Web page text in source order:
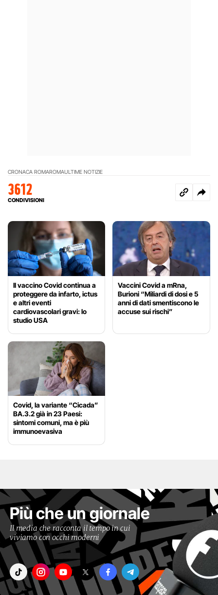
CRONACA ROMAROMAULTIME NOTIZIE
3612
CONDIVISIONI
Il vaccino Covid continua a
proteggere da infarto, ictus
e altri eventi
cardiovascolari gravi: lo
studio USA
Vaccini Covid a mRna,
Burioni “Miliardi di dosi e 5
anni di dati smentiscono le
accuse sui rischi”
Covid, la variante “Cicada”
BA.3.2 già in 23 Paesi:
sintomi comuni, ma è più
immunoevasiva
Più che un giornale
Il media che racconta il tempo in cui
viviamo con occhi moderni